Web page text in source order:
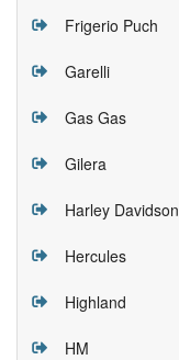
Frigerio Puch
Garelli
Gas Gas
Gilera
Harley Davidson
Hercules
Highland
HM